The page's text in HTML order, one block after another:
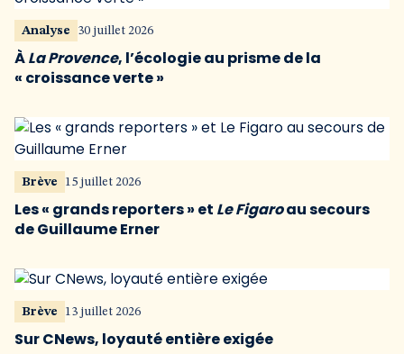
Analyse 30 juillet 2026
ÀLa Provence, l’écologie au prisme de la
« croissance verte »
Brève 15 juillet 2026
Les « grands reporters » et Le Figaroau secours
de Guillaume Erner
Brève 13 juillet 2026
Sur CNews, loyauté entière exigée